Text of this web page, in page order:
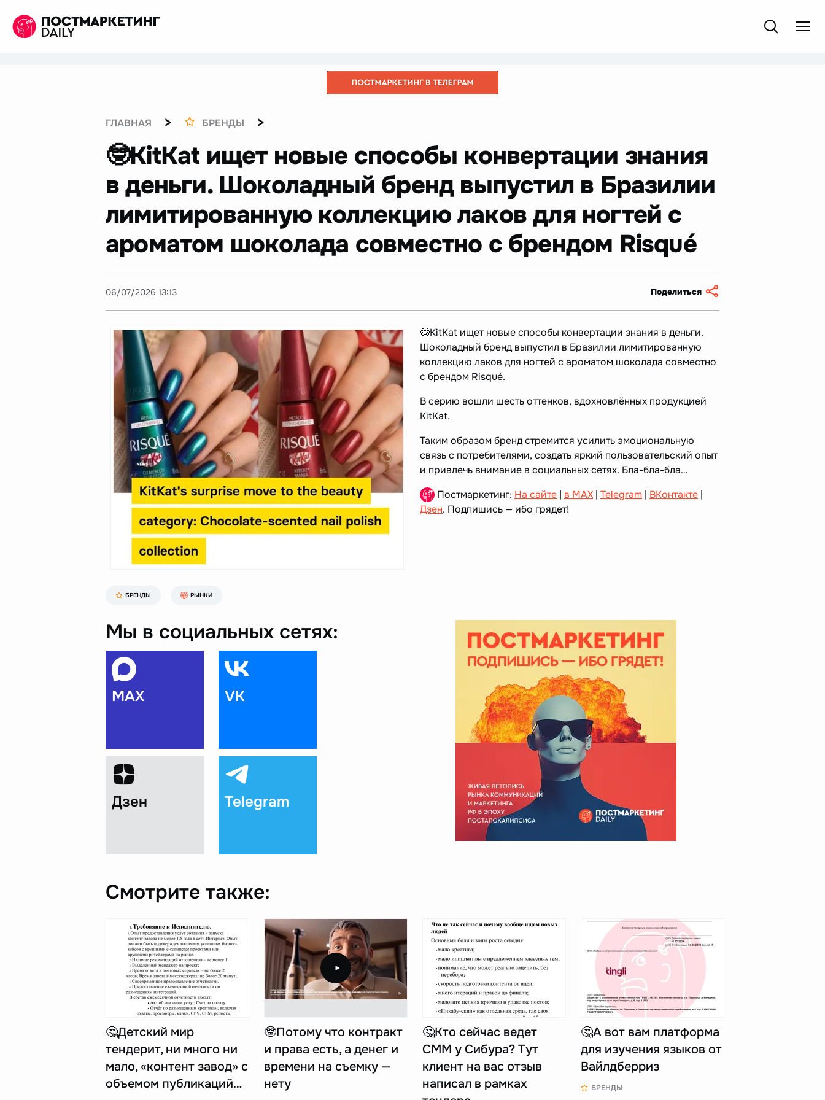
ГЛАВНАЯ > БРЕНДЫ >
🤓KitKat ищет новые способы конвертации знания
в деньги. Шоколадный бренд выпустил в Бразилии
лимитированную коллекцию лаков для ногтей с
ароматом шоколада совместно с брендом Risqué
06/07/2026 13:13 Поделиться
🤓KitKat ищет новые способы конвертации знания в деньги.
Шоколадный бренд выпустил в Бразилии лимитированную
коллекцию лаков для ногтей с ароматом шоколада совместно
с брендом Risqué.
В серию вошли шесть оттенков, вдохновлённых продукцией
KitKat.
Таким образом бренд стремится усилить эмоциональную
связь с потребителями, создать яркий пользовательский опыт
и привлечь внимание в социальных сетях. Бла-бла-бла…
Постмаркетинг: На сайте | в MAX | Telegram | ВКонтакте |
Дзен. Подпишись — ибо грядет!
БРЕНДЫ РЫНКИ
Мы в социальных сетях:
MAX VK
Дзен Telegram
Смотрите также:
🤔Детский мир
тендерит, ни много ни
мало, «контент завод» с
объемом публикаций…
🤓Потому что контракт
и права есть, а денег и
времени на съемку —
нету
🤔Кто сейчас ведет
СММ у Сибура? Тут
клиент на вас отзыв
написал в рамках
🤔А вот вам платформа
для изучения языков от
Вайлдберриз
БРЕНДЫ